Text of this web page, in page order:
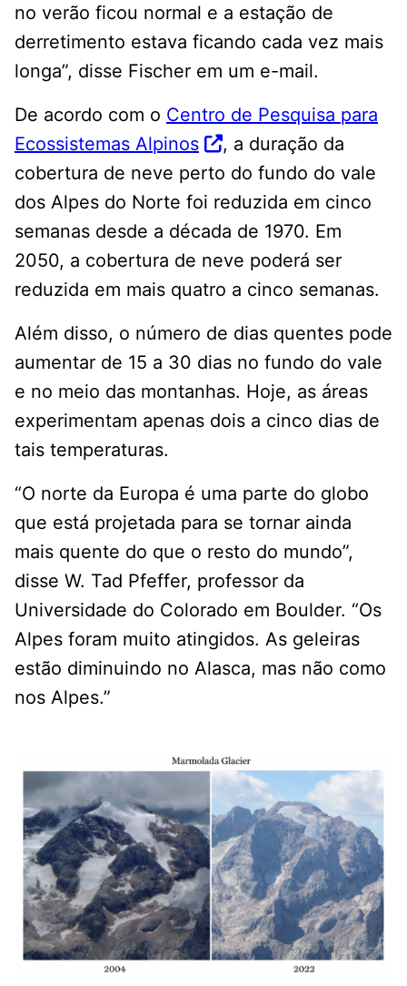
no verão ficou normal e a estação de
derretimento estava ficando cada vez mais
longa”, disse Fischer em um e-mail.
De acordo com o Centro de Pesquisa para
Ecossistemas Alpinos
, a duração da
cobertura de neve perto do fundo do vale
dos Alpes do Norte foi reduzida em cinco
semanas desde a década de 1970. Em
2050, a cobertura de neve poderá ser
reduzida em mais quatro a cinco semanas.
Além disso, o número de dias quentes pode
aumentar de 15 a 30 dias no fundo do vale
e no meio das montanhas. Hoje, as áreas
experimentam apenas dois a cinco dias de
tais temperaturas.
“O norte da Europa é uma parte do globo
que está projetada para se tornar ainda
mais quente do que o resto do mundo”,
disse W. Tad Pfeffer, professor da
Universidade do Colorado em Boulder. “Os
Alpes foram muito atingidos. As geleiras
estão diminuindo no Alasca, mas não como
nos Alpes.”